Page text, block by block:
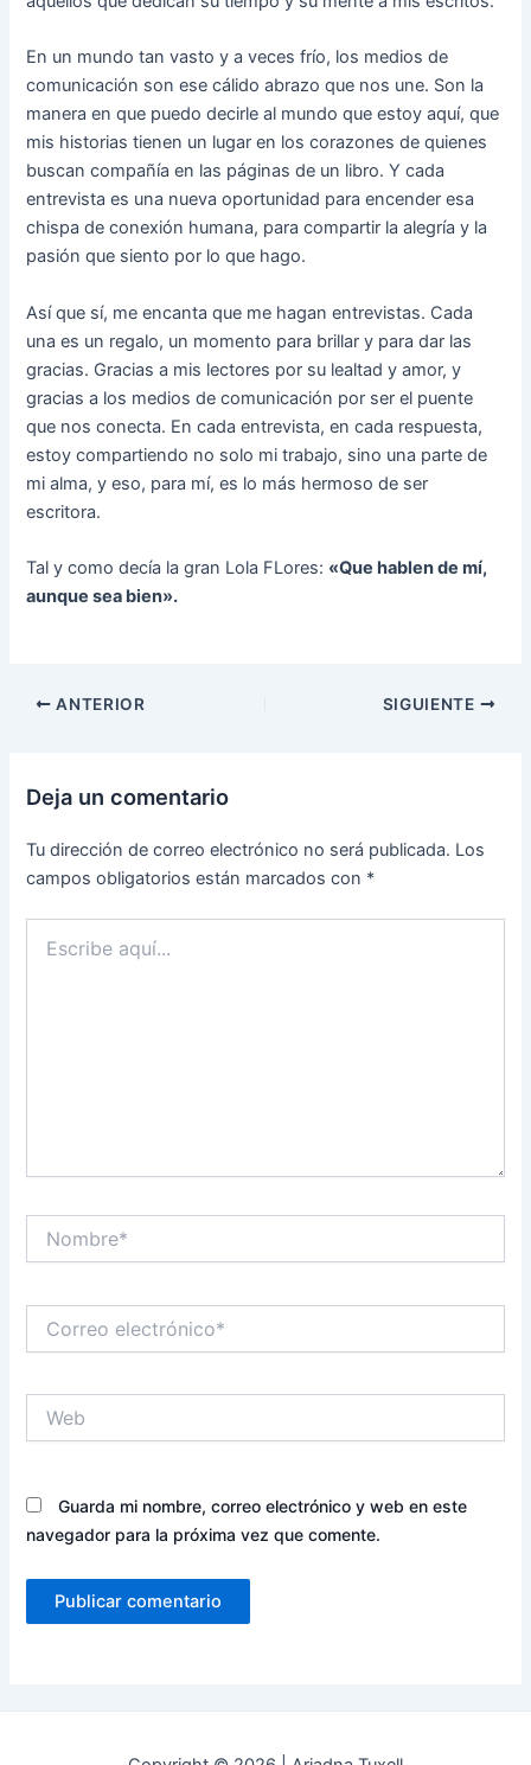
En un mundo tan vasto y a veces frío, los medios de
comunicación son ese cálido abrazo que nos une. Son la
manera en que puedo decirle al mundo que estoy aquí, que
mis historias tienen un lugar en los corazones de quienes
buscan compañía en las páginas de un libro. Y cada
entrevista es una nueva oportunidad para encender esa
chispa de conexión humana, para compartir la alegría y la
pasión que siento por lo que hago.
Así que sí, me encanta que me hagan entrevistas. Cada
una es un regalo, un momento para brillar y para dar las
gracias. Gracias a mis lectores por su lealtad y amor, y
gracias a los medios de comunicación por ser el puente
que nos conecta. En cada entrevista, en cada respuesta,
estoy compartiendo no solo mi trabajo, sino una parte de
mi alma, y eso, para mí, es lo más hermoso de ser
escritora.
Tal y como decía la gran Lola FLores: «Que hablen de mí,
aunque sea bien».
ANTERIOR SIGUIENTE
Deja un comentario
Tu dirección de correo electrónico no será publicada. Los
campos obligatorios están marcados con *
aquí...
electrónico*
Guarda mi nombre, correo electrónico y web en este
navegador para la próxima vez que comente.